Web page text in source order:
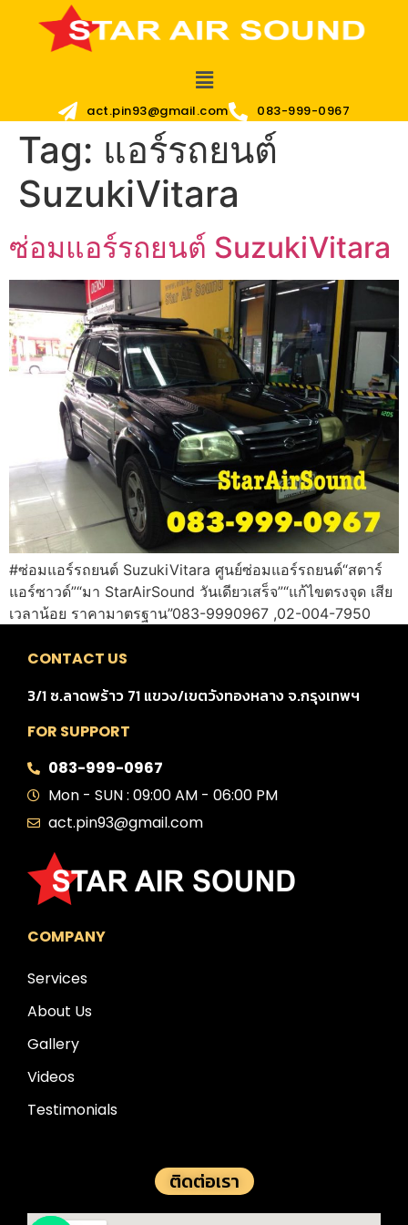
act.pin93@gmail.com 083-999-0967
Tag: แอร์รถยนต์
SuzukiVitara
ซ่อมแอร์รถยนต์ SuzukiVitara
#ซ่อมแอร์รถยนต์ SuzukiVitara ศูนย์ซ่อมแอร์รถยนต์“สตาร์
แอร์ซาวด์”“มา StarAirSound วันเดียวเสร็จ”“แก้ไขตรงจุด เสีย
เวลาน้อย ราคามาตรฐาน”083-9990967 ,02-004-7950
CONTACT US
3/1 ซ.ลาดพร้าว 71 แขวง/เขตวังทองหลาง จ.กรุงเทพฯ
FOR SUPPORT
083-999-0967
Mon - SUN : 09:00 AM - 06:00 PM
act.pin93@gmail.com
COMPANY
Services
About Us
Gallery
Videos
Testimonials
ติดต่อเรา